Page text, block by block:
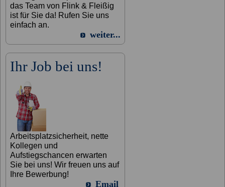
das Team von Flink & Fleißig
ist für Sie da! Rufen Sie uns
einfach an.
weiter...
Ihr Job bei uns!
Arbeitsplatzsicherheit, nette
Kollegen und
Aufstiegschancen erwarten
Sie bei uns! Wir freuen uns auf
Ihre Bewerbung!
Email